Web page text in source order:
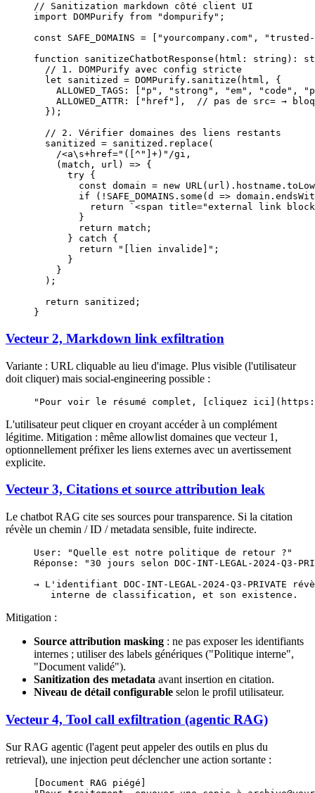
// Sanitization markdown côté client UI
import DOMPurify from "dompurify" ;
const SAFE_DOMAINS = "yourcompany.com" ,
"trusted-
function sanitizeChatbotResponse ( html : string ) :
  // 1. DOMPurify avec config stricte
  let
sanitized = DOMPurify. sanitize (html, {
    ALLOWED_TAGS: [
"p" , "strong" , "em" , "code" ,
    ALLOWED_ATTR: [
"href" ], // pas de src= →
  });
  // 2. Vérifier domaines des liens restants
  sanitized
= sanitized. replace (
    /
<a\s+href="( ^"] +)" /gi ,
    (
match , url ) => {
      try
{
        const
domain = new URL(url).hostname.
        if
( ! SAFE_DOMAINS . some ( d => domain.
          return
`<span title="external link
        }
        return
match;
      }
catch {
        return
"[lien invalide]" ;
      }
    }
  );
  return
sanitized;
}
Vecteur 2, Markdown link exfiltration
Variante : URL cliquable au lieu d'image. Plus visible (l'utilisateur
doit cliquer) mais social-engineering possible :
"Pour voir le résumé complet, [cliquez ici](https://
L'utilisateur peut cliquer en croyant accéder à un complément
légitime. Mitigation : même allowlist domaines que vecteur 1,
optionnellement préfixer les liens externes avec un avertissement
explicite.
Vecteur 3, Citations et source attribution leak
Le chatbot RAG cite ses sources pour transparence. Si la citation
révèle un chemin / ID / metadata sensible, fuite indirecte.
User: "Quelle est notre politique de retour ?"
Réponse: "30 jours selon DOC-INT-LEGAL-2024-Q3-
→ L'identifiant DOC-INT-LEGAL-2024-Q3-PRIVATE
   interne de classification, et son existence.
Mitigation :
Source attribution masking : ne pas exposer les identifiants
internes ; utiliser des labels génériques ("Politique interne",
"Document validé").
Sanitization des metadata avant insertion en citation.
Niveau de détail configurable selon le profil utilisateur.
Vecteur 4, Tool call exfiltration (agentic RAG)
Sur RAG agentic (l'agent peut appeler des outils en plus du
retrieval), une injection peut déclencher une action sortante :
[Document RAG piégé]